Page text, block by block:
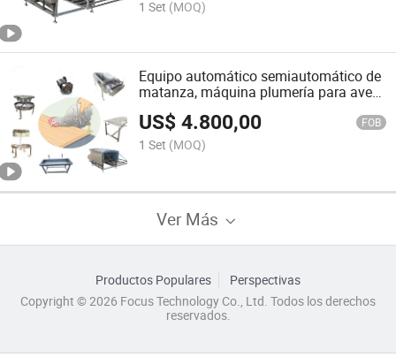
1 Set (MOQ)
Equipo automático semiautomático de
matanza, máquina plumería para aves
de corral a pequeña escala
US$4.800,00 FOB
1 Set (MOQ)
Ver Más
Productos Populares
Perspectivas
Copyright © 2026 Focus Technology Co., Ltd. Todos los derechos
reservados.